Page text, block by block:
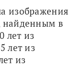
изображения
найденным в
лет из
лет из
из